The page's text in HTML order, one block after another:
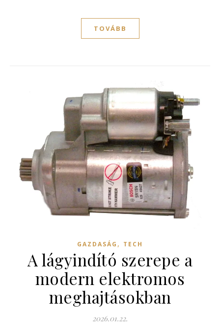
TOVÁBB
GAZDASÁG , TECH
A lágyindító szerepe a
modern elektromos
meghajtásokban
2026.01.22.